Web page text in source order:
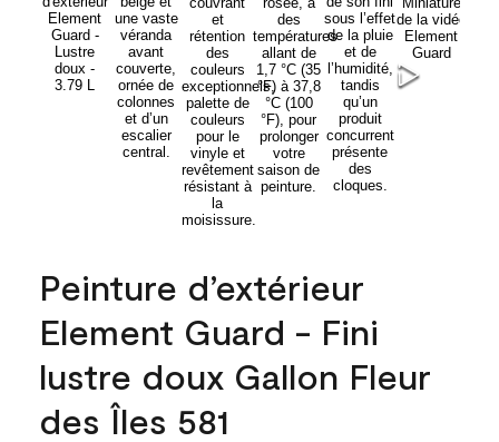
Peinture d’extérieur
Element Guard - Fini
lustre doux Gallon Fleur
des Îles 581